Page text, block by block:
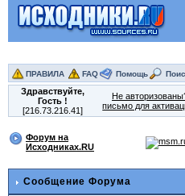
ПРАВИЛА FAQ Помощь
Здравствуйте,
Гость!
[216.73.216.41]
Не
письмо для
Форум на
Исходниках.RU
Сообщение Форума